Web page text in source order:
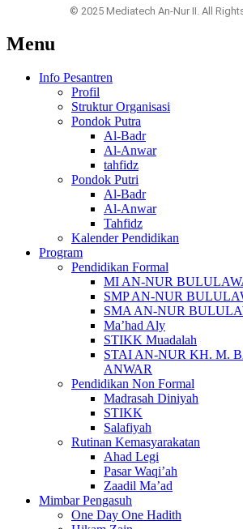
© 2025 Mediatech An-Nur II. All
Menu
Info Pesantren
Profil
Struktur Organisasi
Pondok Putra
Al-Badr
Al-Anwar
tahfidz
Pondok Putri
Al-Badr
Al-Anwar
Tahfidz
Kalender Pendidikan
Program
Pendidikan Formal
MI AN-NUR
SMP AN-NUR
SMA AN-NUR
Ma’had Aly
STIKK Muadalah
STAI AN-NUR KH. M.
ANWAR
Pendidikan Non Formal
Madrasah Diniyah
STIKK
Salafiyah
Rutinan Kemasyarakatan
Ahad Legi
Pasar Waqi’ah
Zaadil Ma’ad
Mimbar Pengasuh
One Day One Hadith